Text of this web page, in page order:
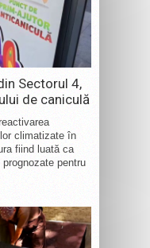
Sectorul 4,
de caniculă
climatizate în
fiind luată ca
pentru